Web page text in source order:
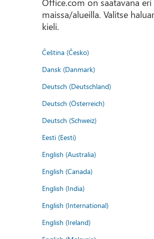
Office.com on saatavana eri
maissa/alueilla. Valitse
kieli.
Čeština (Česko)
Dansk (Danmark)
Deutsch (Deutschland)
Deutsch (Österreich)
Deutsch (Schweiz)
Eesti (Eesti)
English (Australia)
English (Canada)
English (India)
English (International)
English (Ireland)